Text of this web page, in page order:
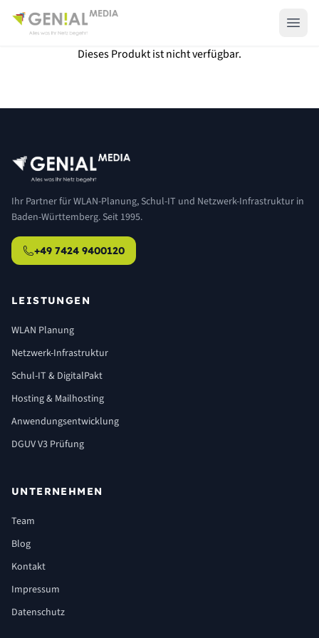
Dieses Produkt ist nicht verfügbar.
Ihr Partner für WLAN-Planung, Schul-IT und Netzwerk-Infrastruktur in
Baden-Württemberg. Seit 1995.
+49 7424 9400120
LEISTUNGEN
WLAN Planung
Netzwerk-Infrastruktur
Schul-IT & DigitalPakt
Hosting & Mailhosting
Anwendungsentwicklung
DGUV V3 Prüfung
UNTERNEHMEN
Team
Blog
Kontakt
Impressum
Datenschutz